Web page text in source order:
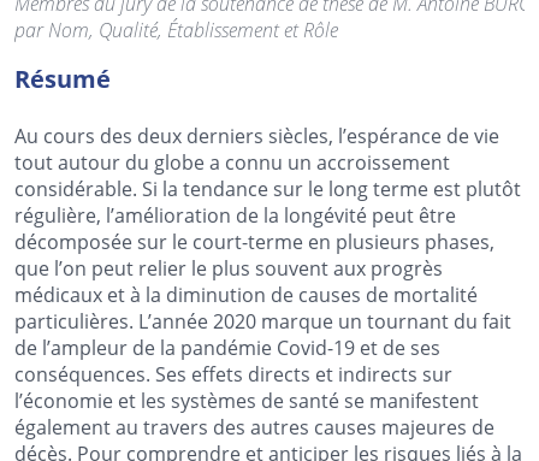
par Nom, Qualité, Établissement et Rôle
Résumé
Au cours des deux derniers siècles, l’espérance de vie
tout autour du globe a connu un accroissement
considérable. Si la tendance sur le long terme est plutôt
régulière, l’amélioration de la longévité peut être
décomposée sur le court-terme en plusieurs phases,
que l’on peut relier le plus souvent aux progrès
médicaux et à la diminution de causes de mortalité
particulières. L’année 2020 marque un tournant du fait
de l’ampleur de la pandémie Covid-19 et de ses
conséquences. Ses effets directs et indirects sur
l’économie et les systèmes de santé se manifestent
également au travers des autres causes majeures de
décès. Pour comprendre et anticiper les risques liés à la